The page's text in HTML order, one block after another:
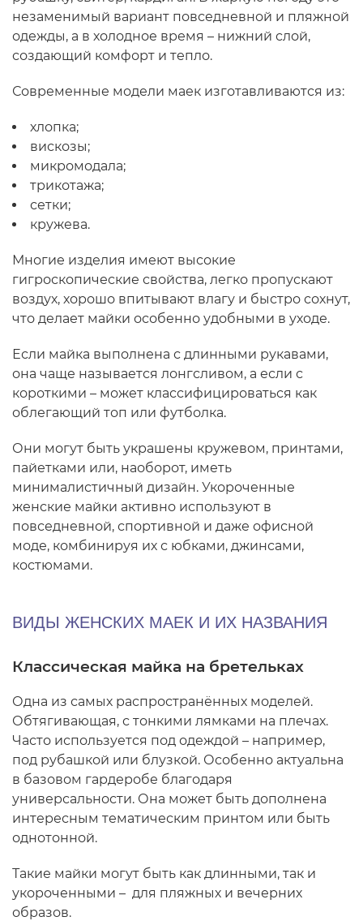
незаменимый вариант повседневной и пляжной
одежды, а в холодное время – нижний слой,
создающий комфорт и тепло.
Современные модели маек изготавливаются из:
хлопка;
вискозы;
микромодала;
трикотажа;
сетки;
кружева.
Многие изделия имеют высокие
гигроскопические свойства, легко пропускают
воздух, хорошо впитывают влагу и быстро сохнут,
что делает майки особенно удобными в уходе.
Если майка выполнена с длинными рукавами,
она чаще называется лонгсливом, а если с
короткими – может классифицироваться как
облегающий топ или футболка.
Они могут быть украшены кружевом, принтами,
пайетками или, наоборот, иметь
минималистичный дизайн. Укороченные
женские майки активно используют в
повседневной, спортивной и даже офисной
моде, комбинируя их с юбками, джинсами,
костюмами.
ВИДЫ ЖЕНСКИХ МАЕК И ИХ НАЗВАНИЯ
Классическая майка на бретельках
Одна из самых распространённых моделей.
Обтягивающая, с тонкими лямками на плечах.
Часто используется под одеждой – например,
под рубашкой или блузкой. Особенно актуальна
в базовом гардеробе благодаря
универсальности. Она может быть дополнена
интересным тематическим принтом или быть
однотонной.
Такие майки могут быть как длинными, так и
укороченными – для пляжных и вечерних
образов.